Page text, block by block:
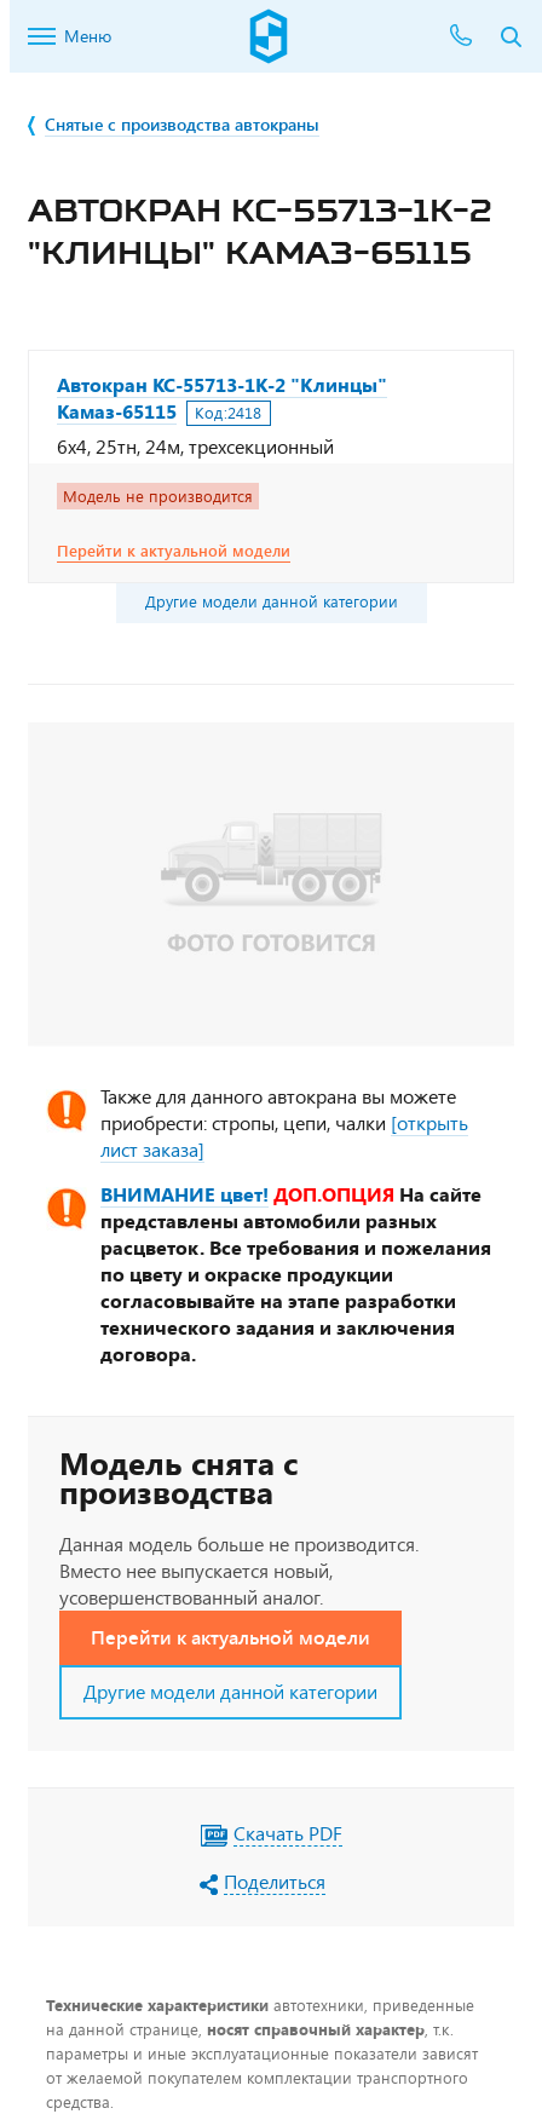
Меню
Снятые с производства автокраны
АВТОКРАН КС-55713-1К-2
"КЛИНЦЫ" КАМАЗ-65115
Автокран КС-55713-1К-2 "Клинцы"
Камаз-65115
Код:2418
6х4, 25тн, 24м, трехсекционный
Модель не производится
Перейти к актуальной модели
Другие модели данной категории
Также для данного автокрана вы можете
приобрести: стропы, цепи, чалки [открыть
лист заказа]
ВНИМАНИЕ цвет! ДОП.ОПЦИЯ На сайте
представлены автомобили разных
расцветок. Все требования и пожелания
по цвету и окраске продукции
согласовывайте на этапе разработки
технического задания и заключения
договора.
Модель снята с
производства
Данная модель больше не производится.
Вместо нее выпускается новый,
усовершенствованный аналог.
Перейти к актуальной модели
Другие модели данной категории
Скачать PDF
Поделиться
Технические характеристики автотехники, приведенные
на данной странице, носят справочный характер, т.к.
параметры и иные эксплуатационные показатели зависят
от желаемой покупателем комплектации транспортного
средства.